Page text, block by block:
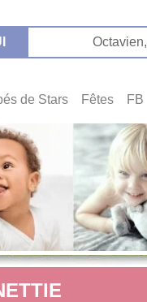
Octavien,
de Stars Fêtes FB